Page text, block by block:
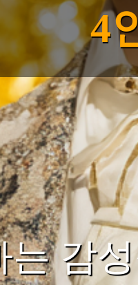
4
감